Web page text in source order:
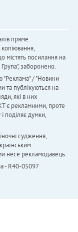
пряме
містять посилання на
заборонено.
"Реклама" / "Новини
та публікуються на
які в них
є рекламними, проте
поділяє думки,
судження,
несе рекламодавець.
- R40-05097